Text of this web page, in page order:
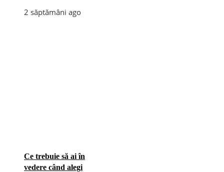
2 săptămâni ago
Ce trebuie să ai în
vedere când alegi